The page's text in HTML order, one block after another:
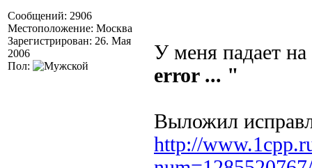
Сообщений: 2906
Местоположение: Москва
Зарегистрирован: 26. Мая
2006
Пол:
У меня падает
error ... "
Выложил
http://